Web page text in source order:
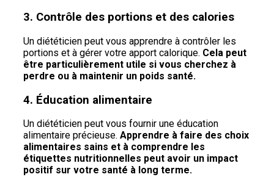
3. Contrôle des portions et des calories
Un diététicien peut vous apprendre à contrôler les
portions et à gérer votre apport calorique. Cela peut
être particulièrement utile si vous cherchez à
perdre ou à maintenir un poids santé.
4. Éducation alimentaire
Un diététicien peut vous fournir une éducation
alimentaire précieuse. Apprendre à faire des choix
alimentaires sains et à comprendre les
étiquettes nutritionnelles peut avoir un impact
positif sur votre santé à long terme.